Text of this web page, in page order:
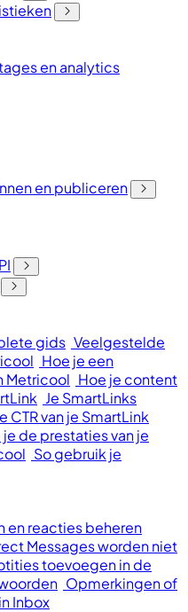
en analytics
en publiceren
gids Veelgestelde
Hoe je een
Metricool Hoe je content
Je SmartLinks
CTR van je SmartLink
je de prestaties van je
So gebruik je
en reacties beheren
Messages worden niet
toevoegen in de
Opmerkingen of
Inbox